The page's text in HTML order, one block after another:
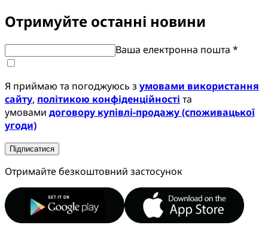
Отримуйте останні новини
Ваша електронна пошта *
Я приймаю та погоджуюсь з умовами використання
сайту, політикою конфіденційності та
умовами договору купівлі-продажу (споживацької
угоди)
Підписатися
Отримайте безкоштовний застосунок